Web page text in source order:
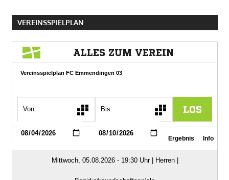
VEREINSSPIELPLAN